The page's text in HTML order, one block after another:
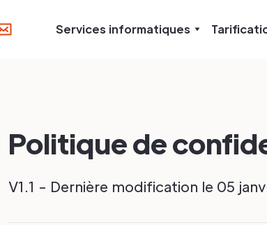
Services informatiques
Politique de
V1.1 - Dernière modification le 05